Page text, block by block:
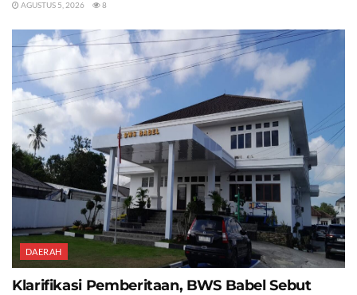
AGUSTUS 5, 2026 8
DAERAH
Klarifikasi Pemberitaan, BWS Babel Sebut